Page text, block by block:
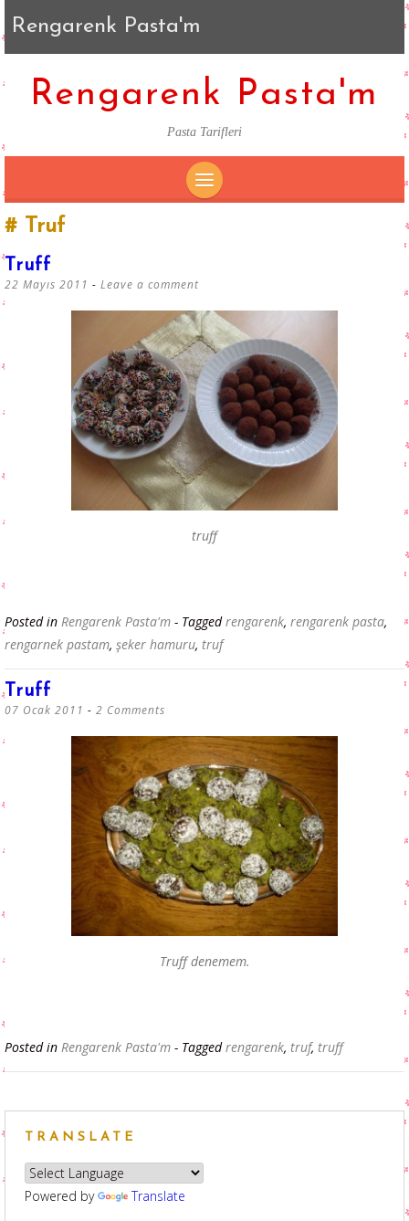
Rengarenk Pasta'm
Rengarenk Pasta'm
Pasta Tarifleri
Truf
Truff
22 Mayıs 2011 Leave a comment
truff
Posted in Rengarenk Pasta'm - Taggedrengarenk, rengarenk pasta,
rengarnek pastam, şeker hamuru, truf
Truff
07 Ocak 2011 2 Comments
Truff denemem.
Posted in Rengarenk Pasta'm - Taggedrengarenk, truf, truff
TRANSLATE
Powered by Translate